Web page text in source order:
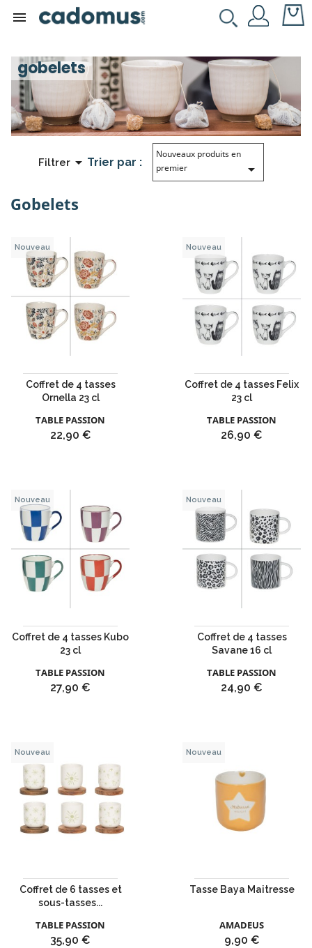

gobelets
Filtrer Trier par :
Nouveaux produits en
premier

Gobelets
Coffret de 4 tasses
Ornella 23 cl
TABLE PASSION
Prix
22,90 €
Nouveau
Coffret de 4 tasses Felix
23 cl
TABLE PASSION
Prix
26,90 €
Nouveau
Coffret de 4 tasses Kubo
23 cl
TABLE PASSION
Prix
27,90 €
Nouveau
Coffret de 4 tasses
Savane 16 cl
TABLE PASSION
Prix
24,90 €
Nouveau
Coffret de 6 tasses et
sous-tasses...
TABLE PASSION
Prix
35,90 €
Nouveau
Tasse Baya Maitresse
AMADEUS
Prix
9,90 €
Nouveau